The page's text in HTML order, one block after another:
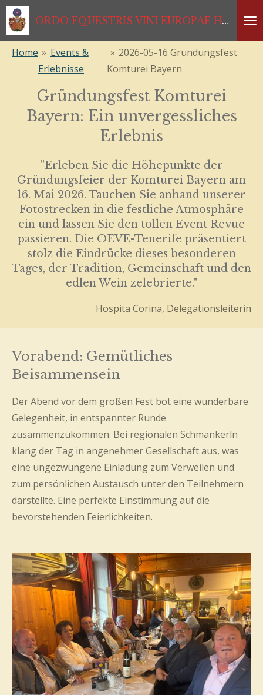
Zum
Hauptinhalt
ORDO EQUESTRIS VINI EUROPAE HABSBURGISCHER RITTERORDEN *1333*1468*1984*2024
Home » Events &
Erlebnisse
» 2026-05-16 Gründungsfest
Komturei Bayern
Gründungsfest Komturei
Bayern: Ein unvergessliches
Erlebnis
"Erleben Sie die Höhepunkte der
Gründungsfeier der Komturei Bayern am
16. Mai 2026. Tauchen Sie anhand unserer
Fotostrecken in die festliche Atmosphäre
ein und lassen Sie den tollen Event Revue
passieren. Die OEVE-Tenerife präsentiert
stolz die Eindrücke dieses besonderen
Tages, der Tradition, Gemeinschaft und den
edlen Wein zelebrierte."
Hospita Corina, Delegationsleiterin
Vorabend: Gemütliches
Beisammensein
Der Abend vor dem großen Fest bot eine wunderbare
Gelegenheit, in entspannter Runde
zusammenzukommen. Bei regionalen Schmankerln
klang der Tag in angenehmer Gesellschaft aus, was
eine ungezwungene Einladung zum Verweilen und
zum persönlichen Austausch unter den Teilnehmern
darstellte. Eine perfekte Einstimmung auf die
bevorstehenden Feierlichkeiten.